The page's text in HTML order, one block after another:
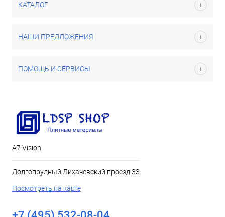
КАТАЛОГ
НАШИ ПРЕДЛОЖЕНИЯ
ПОМОЩЬ И СЕРВИСЫ
А7 Vision
Долгопрудный Лихачевский проезд 33
Посмотреть на карте